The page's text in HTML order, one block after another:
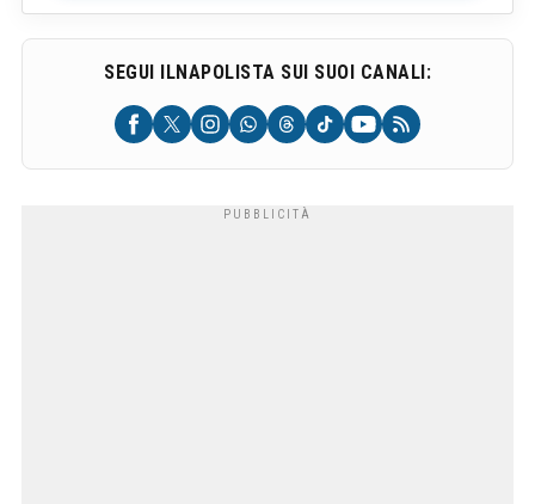
SEGUI ILNAPOLISTA SUI SUOI CANALI: